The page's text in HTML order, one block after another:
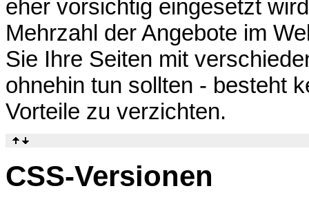
eher vorsichtig eingesetzt
Mehrzahl der Angebote im
Sie Ihre Seiten mit
ohnehin tun sollten - besteht
Vorteile zu verzichten.
CSS-Versionen